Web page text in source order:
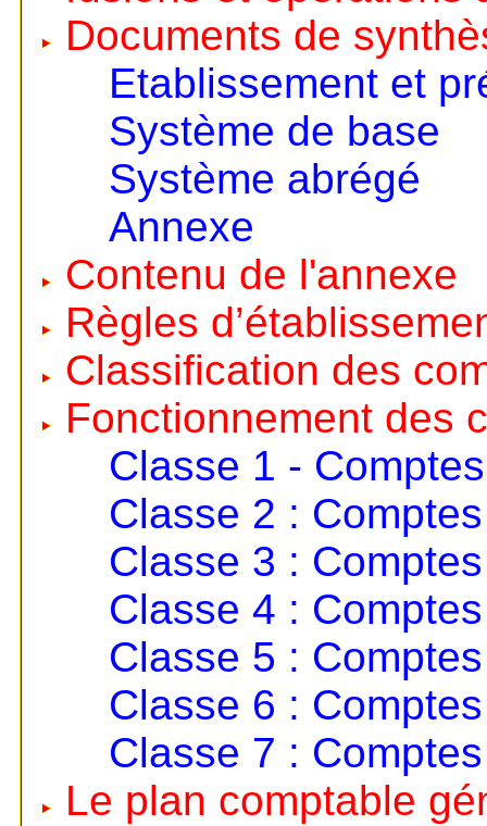
Documents de
Etablissement et
Système de base
Système abrégé
Annexe
Contenu de l'annexe
Règles
Classification des
Fonctionnement des
Classe 1 -
Classe 2 :
Classe 3 :
Classe 4 :
Classe 5 :
Classe 6 :
Classe 7 :
Le plan comptable